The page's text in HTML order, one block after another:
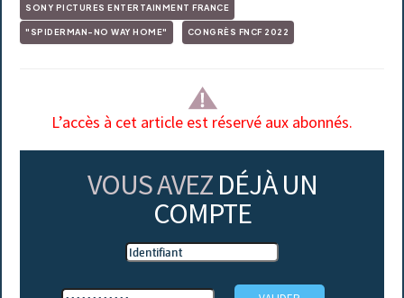
SONY PICTURES ENTERTAINMENT FRANCE
"SPIDERMAN-NO WAY HOME" CONGRÈS FNCF 2022
L’accès à cet article est réservé aux abonnés.
VOUS AVEZ DÉJÀ UN
COMPTE